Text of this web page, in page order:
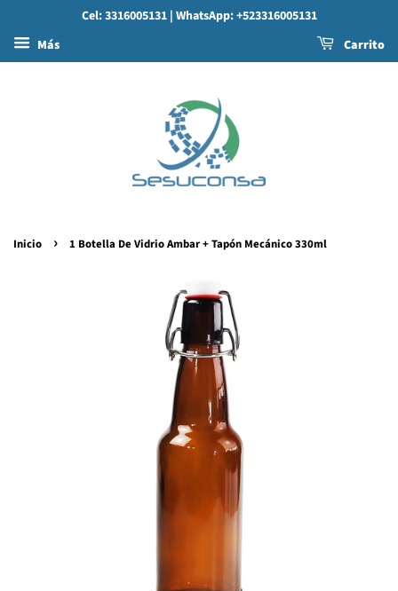
Cel: 3316005131 | WhatsApp: +523316005131
Más
Carrito
Inicio › 1 Botella De Vidrio Ambar + Tapón Mecánico 330ml